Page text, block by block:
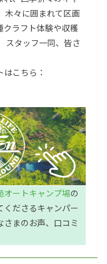
木々に囲まれて区画
クラフト体験や収穫
スタッフ一同、皆さ
こちら：
オートキャンプ場の
くださるキャンパー
まのお声、口コミ